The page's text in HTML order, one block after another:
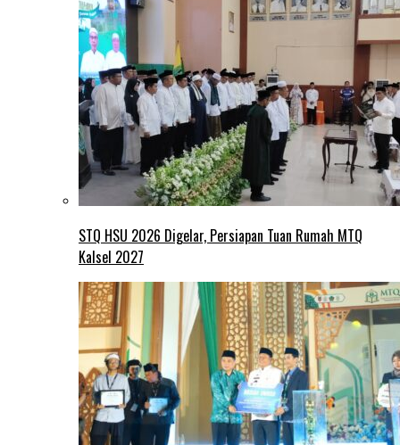
STQ HSU 2026 Digelar, Persiapan Tuan Rumah MTQ
Kalsel 2027